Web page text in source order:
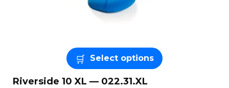
Select options
Riverside 10 XL — 022.31.XL